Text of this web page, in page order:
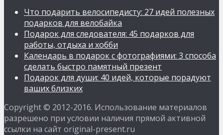
Что подарить велосипедисту: 27 идей полезных
подарков для велобайка
Подарок для следователя: 45 подарков для
работы, отдыха и хобби
Календарь в подарок с фотографиями: 3 способа
сделать быстро памятный презент
Подарок для души: 40 идей, которые порадуют
ваших близких
Copyright © 2012-2016. Использование материалов
разрешено при условии наличия прямой активной
ссылки на сайт original-present.ru